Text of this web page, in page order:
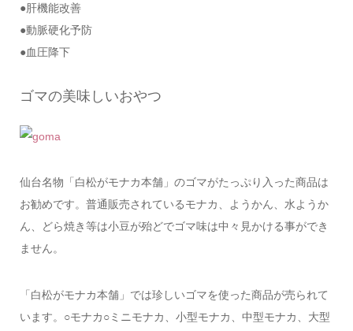
●肝機能改善
●動脈硬化予防
●血圧降下
ゴマの美味しいおやつ
仙台名物「白松がモナカ本舗」のゴマがたっぷり入った商品は
お勧めです。普通販売されているモナカ、ようかん、水ようか
ん、どら焼き等は小豆が殆どでゴマ味は中々見かける事ができ
ません。
「白松がモナカ本舗」では珍しいゴマを使った商品が売られて
います。○モナカ○ミニモナカ、小型モナカ、中型モナカ、大型